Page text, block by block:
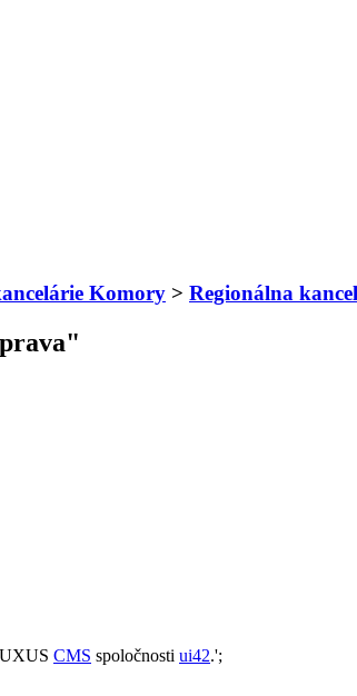
Komory > Regionálna
CMS spoločnosti ui42.';